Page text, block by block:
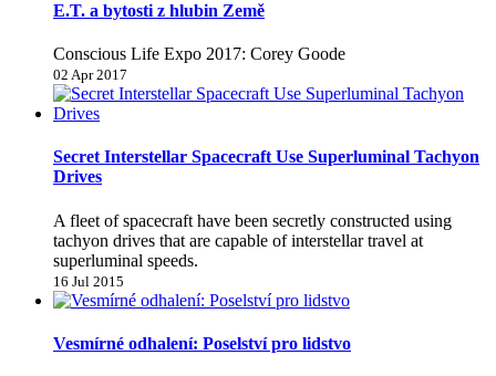
E.T. a bytosti z hlubin Země
Conscious Life Expo 2017: Corey Goode
02 Apr 2017
Secret Interstellar Spacecraft Use Superluminal Tachyon
Drives
A fleet of spacecraft have been secretly constructed using
tachyon drives that are capable of interstellar travel at
superluminal speeds.
16 Jul 2015
Vesmírné odhalení: Poselství pro lidstvo